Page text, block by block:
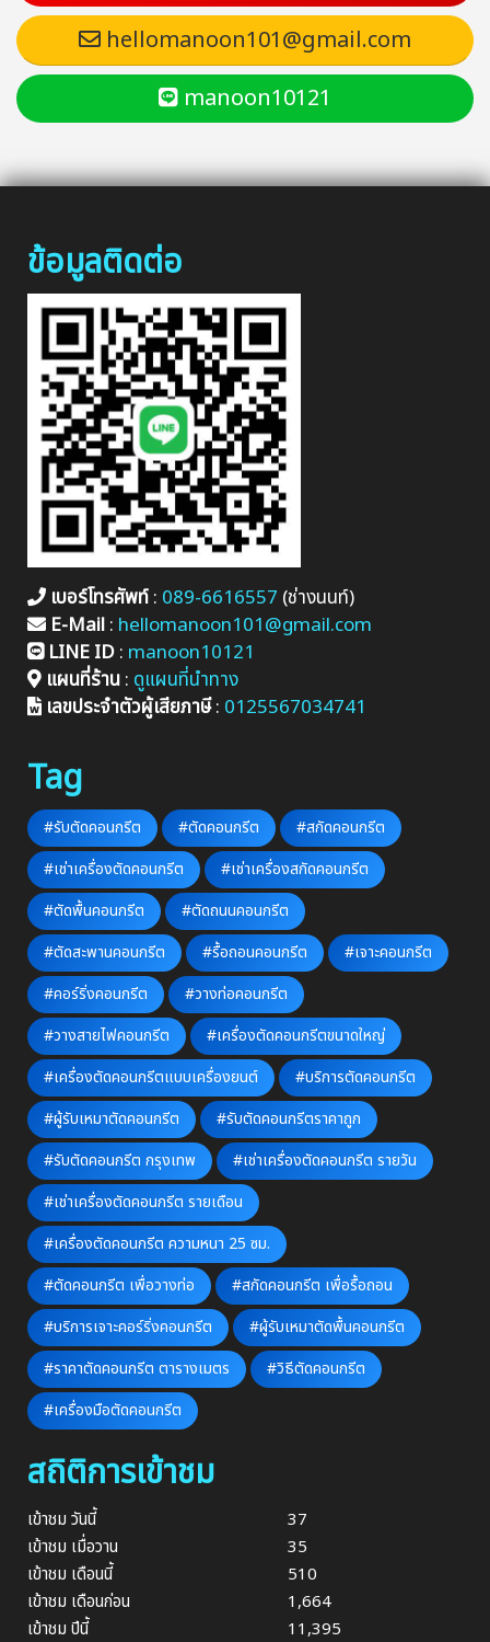
hellomanoon101@gmail.com
manoon10121
ข้อมูลติดต่อ
เบอร์โทรศัพท์: 089-6616557 (ช่างนนท์)
E-Mail: hellomanoon101@gmail.com
LINE ID: manoon10121
แผนที่ร้าน: ดูแผนที่นำทาง
เลขประจำตัวผู้เสียภาษี: 0125567034741
Tag
#รับตัดคอนกรีต #ตัดคอนกรีต
#สกัดคอนกรีต
#เช่าเครื่องตัดคอนกรีต
#เช่าเครื่องสกัดคอนกรีต
#ตัดพื้นคอนกรีต
#ตัดถนนคอนกรีต
#ตัดสะพานคอนกรีต
#รื้อถอนคอนกรีต
#เจาะคอนกรีต
#คอร์ริ่งคอนกรีต
#วางท่อคอนกรีต
#วางสายไฟคอนกรีต
#เครื่องตัดคอนกรีตขนาดใหญ่
#เครื่องตัดคอนกรีตแบบเครื่องยนต์
#บริการตัดคอนกรีต
#ผู้รับเหมาตัดคอนกรีต
#รับตัดคอนกรีตราคาถูก
#รับตัดคอนกรีต กรุงเทพ
#เช่าเครื่องตัดคอนกรีต รายวัน
#เช่าเครื่องตัดคอนกรีต รายเดือน
#เครื่องตัดคอนกรีต ความหนา 25 ซม.
#ตัดคอนกรีต เพื่อวางท่อ
#สกัดคอนกรีต เพื่อรื้อถอน
#บริการเจาะคอร์ริ่งคอนกรีต
#ผู้รับเหมาตัดพื้นคอนกรีต
#ราคาตัดคอนกรีต ตารางเมตร
#วิธีตัดคอนกรีต
#เครื่องมือตัดคอนกรีต
สถิติการเข้าชม
เข้าชม วันนี้
37
เข้าชม เมื่อวาน
35
เข้าชม เดือนนี้
510
เข้าชม เดือนก่อน
1,664
เข้าชม ปีนี้
11,395